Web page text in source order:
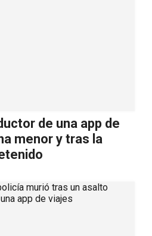
de una app de
menor y tras la